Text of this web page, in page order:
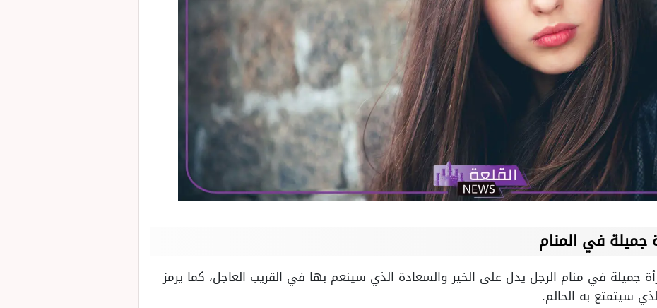
جميلة في المنام
جميلة في منام الرجل يدل على الخير والسعادة الذي سينعم بها في القريب العاجل، كما يرمز
سيتمتع به الحالم.